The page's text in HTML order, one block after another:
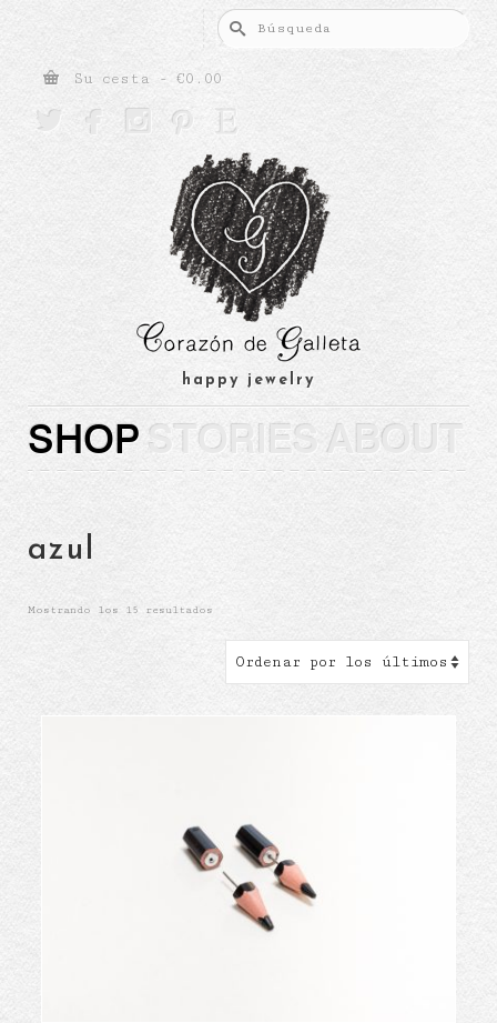
Buscar
por:
Su cesta - €0.00
    
happy jewelry
SHOP STORIES ABOUT
azul
Mostrando los 15 resultados